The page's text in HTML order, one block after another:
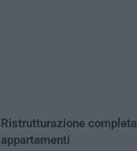
Ristrutturazione
appartamenti